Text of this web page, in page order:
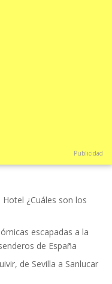
Publicidad
¿Cuáles son los
escapadas a la
de España
de Sevilla a Sanlucar